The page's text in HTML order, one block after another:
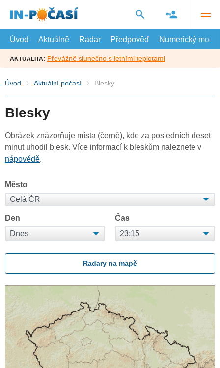
hlavní
Úvod
Aktuálně Radar Předpověď Numerický model
AKTUALITA: Převážně slunečno s letními teplotami
Úvod Aktuální počasí Blesky
Blesky
Obrázek znázorňuje místa (černě), kde za posledních deset
minut uhodil blesk. Více informací k bleskům naleznete v
nápovědě.
Město
Den Čas
Radary na mapě